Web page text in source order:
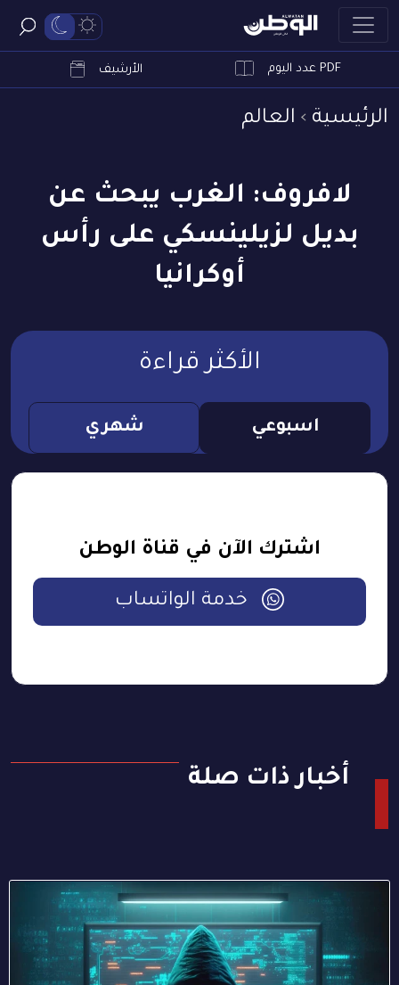
PDF عدد اليوم الأرشيف
الرئيسية العالم
لافروف: الغرب يبحث عن
بديل لزيلينسكي على رأس
أوكرانيا
الأكثر قراءة
اسبوعي شهري
اشترك الآن في قناة الوطن
خدمة الواتساب
أخبار ذات صلة